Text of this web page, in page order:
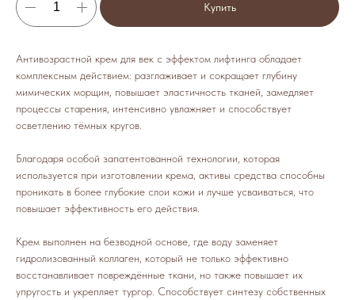
Купить
Антивозрастной крем для век с эффектом лифтинга обладает
комплексным действием: разглаживает и сокращает глубину
мимических морщин, повышает эластичность тканей, замедляет
процессы старения, интенсивно увлажняет и способствует
осветлению тёмных кругов.
Благодаря особой запатентованной технологии, которая
используется при изготовлении крема, активы средства способны
проникать в более глубокие слои кожи и лучше усваиваться, что
повышает эффективность его действия.
Крем выполнен на безводной основе, где воду заменяет
гидролизованный коллаген, который не только эффективно
восстанавливает повреждённые ткани, но также повышает их
упругость и укрепляет тургор. Способствует синтезу собственных